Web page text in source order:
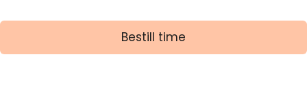
Bestill time